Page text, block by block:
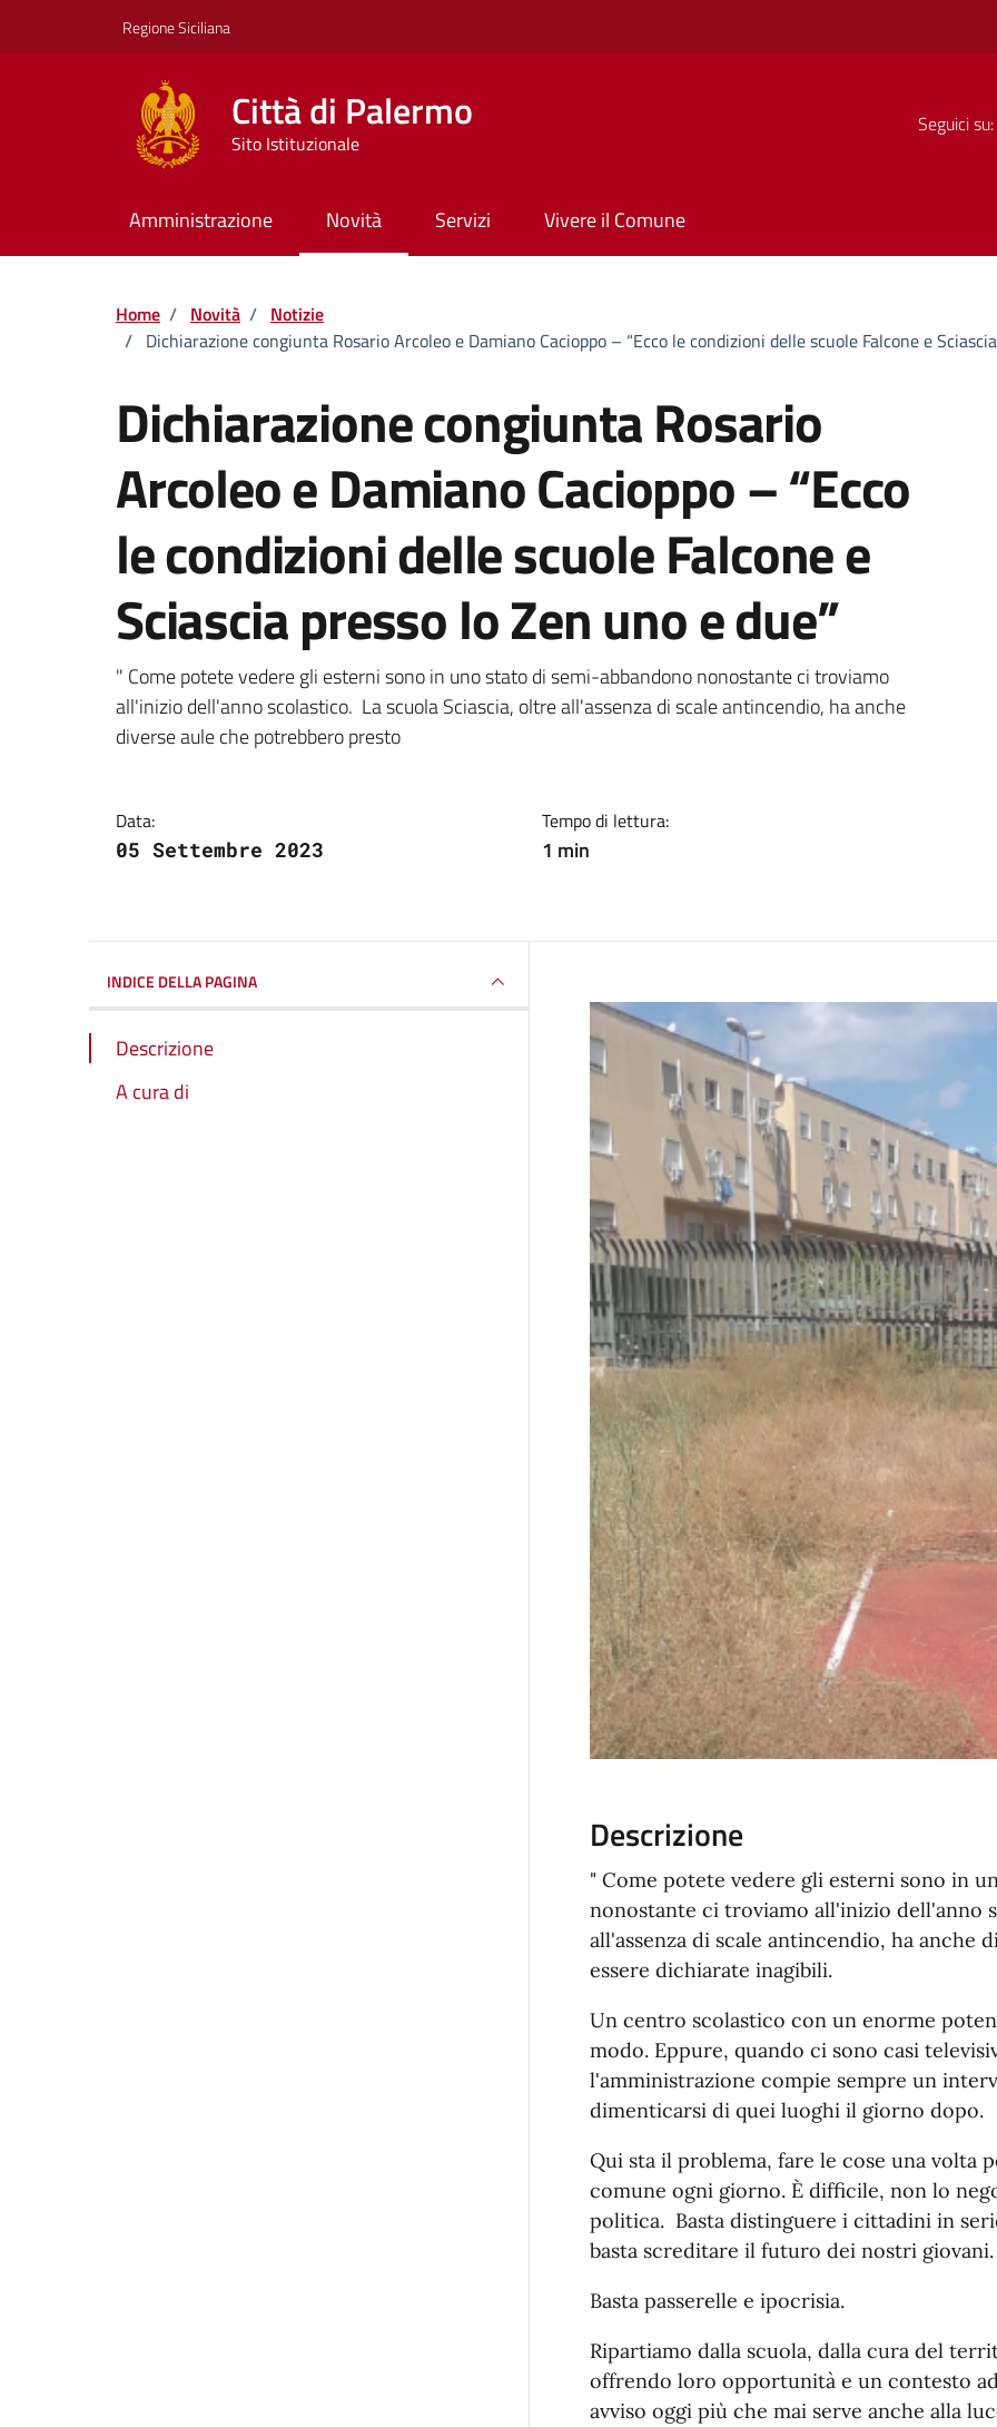
Regione Siciliana
Città di Palermo
Sito Istituzionale
Seguici su:
Amministrazione Novità Servizi Vivere il Comune
Home / Novità / Notizie
/ Dichiarazione congiunta Rosario Arcoleo e Damiano Cacioppo – “Ecco le condizioni delle scuole Falcone e
Dichiarazione congiunta Rosario
Arcoleo e Damiano Cacioppo – “Ecco
le condizioni delle scuole Falcone e
Sciascia presso lo Zen uno e due”
Dettagli della notizia
" Come potete vedere gli esterni sono in uno stato di semi-abbandono nonostante ci troviamo
all'inizio dell'anno scolastico. La scuola Sciascia, oltre all'assenza di scale antincendio, ha anche
diverse aule che potrebbero presto
Data:
05 Settembre 2023
Tempo di lettura:
1 min
INDICE DELLA PAGINA
Descrizione
A cura di
Descrizione
" Come potete vedere gli esterni sono in
nonostante ci troviamo all'inizio dell'anno
all'assenza di scale antincendio, ha anche
essere dichiarate inagibili.
Un centro scolastico con un enorme
modo. Eppure, quando ci sono casi
l'amministrazione compie sempre un
dimenticarsi di quei luoghi il giorno dopo.
Qui sta il problema, fare le cose una volta
comune ogni giorno. È difficile, non lo
politica. Basta distinguere i cittadini in
basta screditare il futuro dei nostri giovani.
Basta passerelle e ipocrisia.
Ripartiamo dalla scuola, dalla cura del
offrendo loro opportunità e un contesto
avviso oggi più che mai serve anche alla